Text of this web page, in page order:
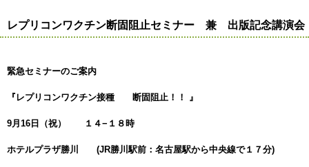
レプリコンワクチン断固阻止セミナー 兼 出版記念講演会
緊急セミナーのご案内
『レプリコンワクチン接種 断固阻止！！ 』
9月16日（祝） １４−１８時
ホテルプラザ勝川 (JR勝川駅前：名古屋駅から中央線で１７分)